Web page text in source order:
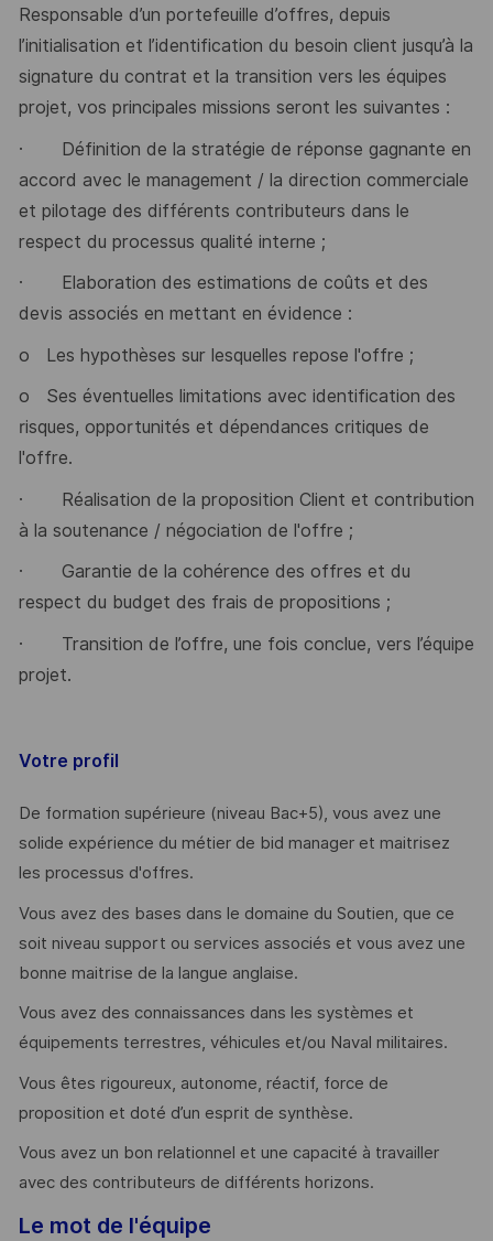
Responsable d’un portefeuille d’offres, depuis
l’initialisation et l’identification du besoin client jusqu’à la
signature du contrat et la transition vers les équipes
projet, vos principales missions seront les suivantes :
·
Définition de la stratégie de réponse gagnante en
accord avec le management / la direction commerciale
et pilotage des différents contributeurs dans le
respect du processus qualité interne ;
·
Elaboration des estimations de coûts et des
devis associés en mettant en évidence :
o
Les hypothèses sur lesquelles repose l'offre ;
o
Ses éventuelles limitations avec identification des
risques, opportunités et dépendances critiques de
l'offre.
·
Réalisation de la proposition Client et contribution
à la soutenance / négociation de l'offre ;
·
Garantie de la cohérence des offres et du
respect du budget des frais de propositions ;
·
Transition de l’offre, une fois conclue, vers l’équipe
projet.
Votre profil
De formation supérieure (niveau Bac+5), vous avez une
solide expérience du métier de bid manager et maitrisez
les processus d'offres.
Vous avez des bases dans le domaine du Soutien, que ce
soit niveau support ou services associés et vous avez une
bonne maitrise de la langue anglaise.
Vous avez des connaissances dans les systèmes et
équipements terrestres, véhicules et/ou Naval militaires.
Vous êtes rigoureux, autonome, réactif, force de
proposition et doté d’un esprit de synthèse.
Vous avez un bon relationnel et une capacité à travailler
avec des contributeurs de différents horizons.
Le mot de l'équipe